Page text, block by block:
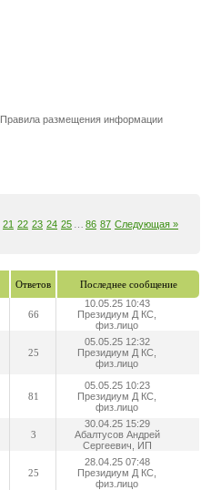
Правила размещения информации
21 22 23 24 25 86 87 Следующая »
Ответов Последнее сообщение
66
10.05.25 10:43
Президиум Д КС,
физ.лицо
25
05.05.25 12:32
Президиум Д КС,
физ.лицо
81
05.05.25 10:23
Президиум Д КС,
физ.лицо
3
30.04.25 15:29
Абалтусов Андрей
Сергеевич, ИП
25
28.04.25 07:48
Президиум Д КС,
физ.лицо